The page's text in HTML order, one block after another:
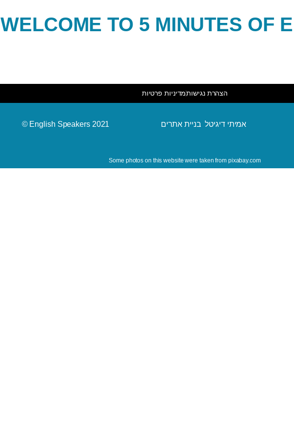
WELCOME TO 5 MINUTES OF
מדיניות פרטיותהצהרת נגישות
© English Speakers 2021
Some photos on this website were taken from pixabay.com